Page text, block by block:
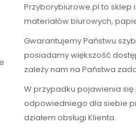
Przyborybiurowe.pl to
materiałów biurowych,
Gwarantujemy Państwu
posiadamy większość
zależy nam na Państwa
W przypadku pojawienia
odpowiedniego dla siebie
działem obsługi Klienta.